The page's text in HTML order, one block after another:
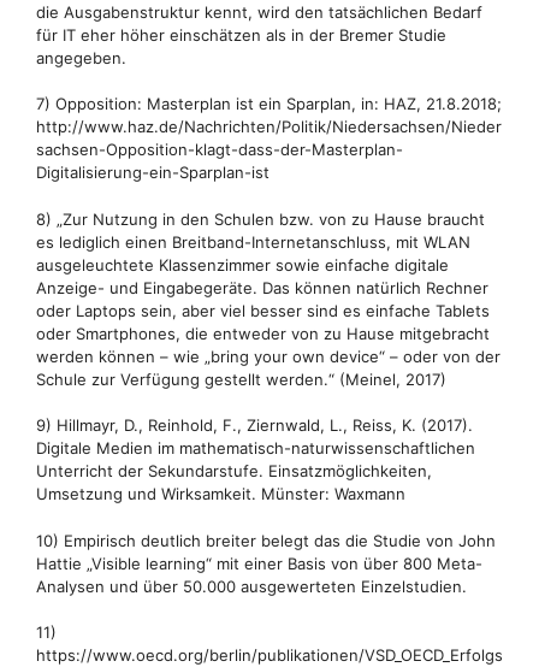
die Ausgabenstruktur kennt, wird den tatsächlichen Bedarf
für IT eher höher einschätzen als in der Bremer Studie
angegeben.
7) Opposition: Masterplan ist ein Sparplan, in: HAZ, 21.8.2018;
http://www.haz.de/Nachrichten/Politik/Niedersachsen/Nieder
sachsen-Opposition-klagt-dass-der-Masterplan-
Digitalisierung-ein-Sparplan-ist
8) „Zur Nutzung in den Schulen bzw. von zu Hause braucht
es lediglich einen Breitband-Internetanschluss, mit WLAN
ausgeleuchtete Klassenzimmer sowie einfache digitale
Anzeige- und Eingabegeräte. Das können natürlich Rechner
oder Laptops sein, aber viel besser sind es einfache Tablets
oder Smartphones, die entweder von zu Hause mitgebracht
werden können – wie „bring your own device“ – oder von der
Schule zur Verfügung gestellt werden.“ (Meinel, 2017)
9) Hillmayr, D., Reinhold, F., Ziernwald, L., Reiss, K. (2017).
Digitale Medien im mathematisch-naturwissenschaftlichen
Unterricht der Sekundarstufe. Einsatzmöglichkeiten,
Umsetzung und Wirksamkeit. Münster: Waxmann
10) Empirisch deutlich breiter belegt das die Studie von John
Hattie „Visible learning“ mit einer Basis von über 800 Meta-
Analysen und über 50.000 ausgewerteten Einzelstudien.
11)
https://www.oecd.org/berlin/publikationen/VSD_OECD_Erfolgs